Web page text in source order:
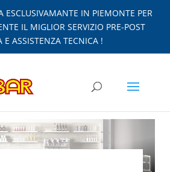
ESCLUSIVAMANTE IN PIEMONTE PER
IL MIGLIOR SERVIZIO PRE-POST
E ASSISTENZA TECNICA !